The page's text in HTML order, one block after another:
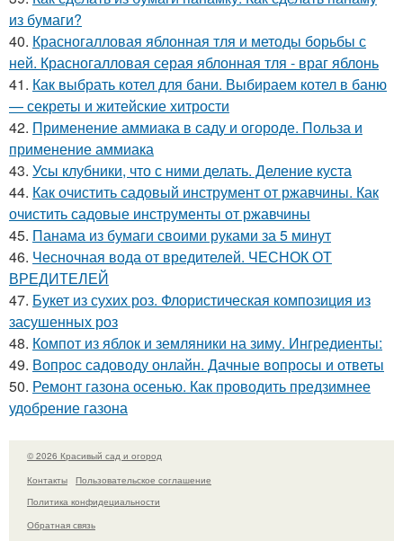
из бумаги?
40. Красногалловая яблонная тля и методы борьбы с
ней. Красногалловая серая яблонная тля - враг яблонь
41. Как выбрать котел для бани. Выбираем котел в баню
— секреты и житейские хитрости
42. Применение аммиака в саду и огороде. Польза и
применение аммиака
43. Усы клубники, что с ними делать. Деление куста
44. Как очистить садовый инструмент от ржавчины. Как
очистить садовые инструменты от ржавчины
45. Панама из бумаги своими руками за 5 минут
46. Чесночная вода от вредителей. ЧЕСНОК ОТ
ВРЕДИТЕЛЕЙ
47. Букет из сухих роз. Флористическая композиция из
засушенных роз
48. Компот из яблок и земляники на зиму. Ингредиенты:
49. Вопрос садоводу онлайн. Дачные вопросы и ответы
50. Ремонт газона осенью. Как проводить предзимнее
удобрение газона
© 2026 Красивый сад и огород
Контакты
Пользовательское соглашение
Политика конфидециальности
Обратная связь